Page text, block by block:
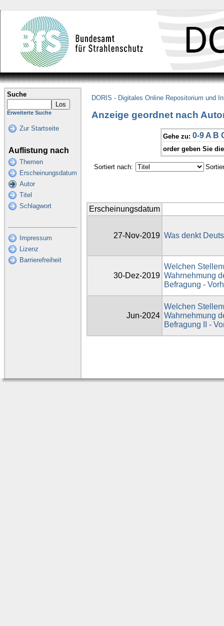
Suche
Erweiterte Suche
Zur Startseite
Auflistung nach
Themen
Erscheinungsdatum
Autor
Titel
Schlagwort
Impressum
Lizenz
Barrierefreiheit
DORIS - Digitales Online Repositorium und
Anzeige geordnet nach
Gehe zu: 0-9 A B
order geben Sie
Sortiert nach:
Erscheinungsdatum
27-Nov-2019 Was denkt
30-Dez-2019
Welchen
Wahrnehmung
Befragung -
Jun-2024
Welchen
Wahrnehmung
Befragung II -